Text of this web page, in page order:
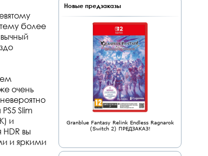
более
очень
Slim
и
вы
и яркими
Новые предзаказы
Granblue Fantasy Relink Endless Ragnarok
(Switch 2) ПРЕДЗАКАЗ!